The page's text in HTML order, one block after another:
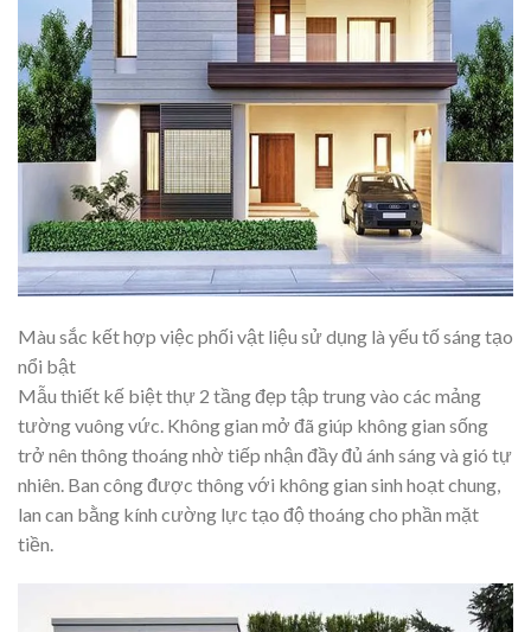
Màu sắc kết hợp việc phối vật liệu sử dụng là yếu tố sáng tạo
nổi bật
Mẫu thiết kế biệt thự 2 tầng đẹp tập trung vào các mảng
tường vuông vức. Không gian mở đã giúp không gian sống
trở nên thông thoáng nhờ tiếp nhận đầy đủ ánh sáng và gió tự
nhiên. Ban công được thông với không gian sinh hoạt chung,
lan can bằng kính cường lực tạo độ thoáng cho phần mặt
tiền.